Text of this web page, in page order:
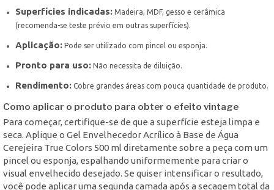
Superfícies indicadas: Madeira, MDF, gesso e cerâmica
(recomenda-se teste prévio em outras superfícies).
Aplicação: Pode ser utilizado com pincel ou esponja.
Pronto para uso: Não necessita de diluição.
Rendimento: Cobre grandes áreas com pouca quantidade de produto.
Como aplicar o produto para obter o efeito vintage
Para começar, certifique-se de que a superfície esteja limpa e
seca. Aplique o Gel Envelhecedor Acrílico à Base de Água
Cerejeira True Colors 500 ml diretamente sobre a peça com um
pincel ou esponja, espalhando uniformemente para criar o
visual envelhecido desejado. Se quiser intensificar o resultado,
você pode aplicar uma segunda camada após a secagem total da